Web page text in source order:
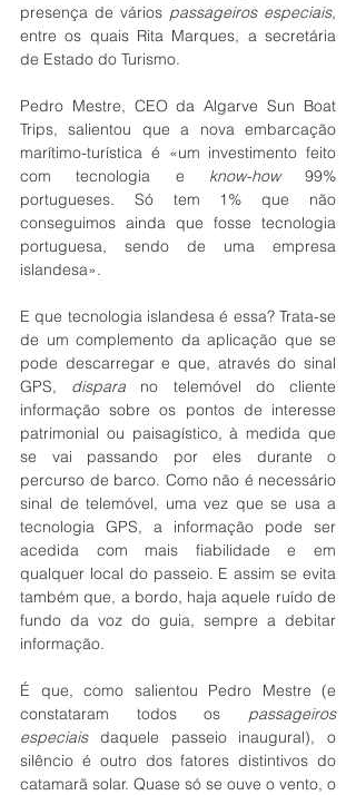
presença de vários passageiros especiais,
entre os quais Rita Marques, a secretária
de Estado do Turismo.
Pedro Mestre, CEO da Algarve Sun Boat
Trips, salientou que a nova embarcação
marítimo-turística é «um investimento feito
com tecnologia e know-how 99%
portugueses. Só tem 1% que não
conseguimos ainda que fosse tecnologia
portuguesa, sendo de uma empresa
islandesa».
E que tecnologia islandesa é essa? Trata-se
de um complemento da aplicação que se
pode descarregar e que, através do sinal
GPS, dispara no telemóvel do cliente
informação sobre os pontos de interesse
patrimonial ou paisagístico, à medida que
se vai passando por eles durante o
percurso de barco. Como não é necessário
sinal de telemóvel, uma vez que se usa a
tecnologia GPS, a informação pode ser
acedida com mais fiabilidade e em
qualquer local do passeio. E assim se evita
também que, a bordo, haja aquele ruído de
fundo da voz do guia, sempre a debitar
informação.
É que, como salientou Pedro Mestre (e
constataram todos os passageiros
especiais daquele passeio inaugural), o
silêncio é outro dos fatores distintivos do
catamarã solar. Quase só se ouve o vento, o